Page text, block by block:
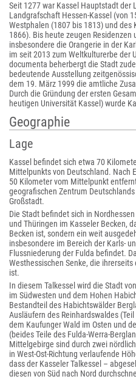
Seit 1277 war Kassel Hauptstadt der
Landgrafschaft Hessen-Kassel (von
Westphalen (1807 bis 1813) und
1866). Bis heute zeugen Residenzen
insbesondere die Orangerie in der
im seit 2013 zum Weltkulturerbe der
documenta beherbergt die Stadt
bedeutende Ausstellung
dem 19. März 1999 die amtliche
Durch die Gründung der ersten
heutigen Universität Kassel) wurde
Geographie
Lage
Kassel befindet sich etwa 70
Mittelpunkts von Deutschland. Nach
50 Kilometer vom Mittelpunkt
geografischen Zentrum
Großstadt.
Die Stadt befindet sich in
und Thüringen im Kasseler Becken,
Becken ist, sondern ein weit
insbesondere im Bereich der Karls-
Flussniederung der Fulda befindet.
Westhessischen Senke, die
ist.
In diesem Talkessel wird die Stadt
im Südwesten und dem Hohen
Bestandteil des Habichtswälder
Ausläufern des Reinhardswaldes
dem Kaufunger Wald im Osten und
(beides Teile des Fulda-Werra-
Mittelgebirge sind durch zwei
in West-Ost-Richtung verlaufende
dass der Kasseler Talkessel –
diesen von Süd nach Nord